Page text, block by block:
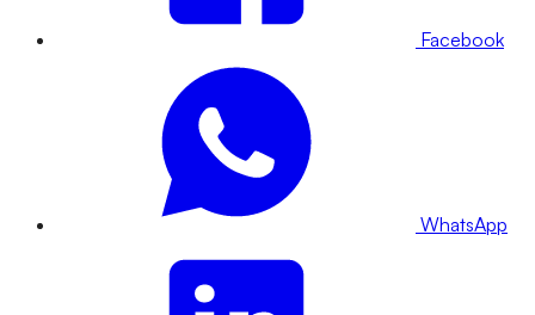
Facebook
WhatsApp